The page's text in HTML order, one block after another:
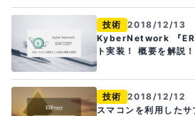
技術
2018/12/13
KyberNetwork 『
ト実装！ 概要を解説！
技術
2018/12/12
スマコンを利用した